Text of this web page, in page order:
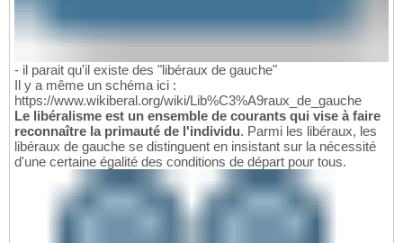
- il parait qu'il existe des "libéraux de gauche"
Il y a même un schéma ici :
https://www.wikiberal.org/wiki/Lib%C3%A9raux_de_gauche
Le libéralisme est un ensemble de courants qui vise à faire
reconnaître la primauté de l'individu. Parmi les libéraux, les
libéraux de gauche se distinguent en insistant sur la nécessité
d'une certaine égalité des conditions de départ pour tous.